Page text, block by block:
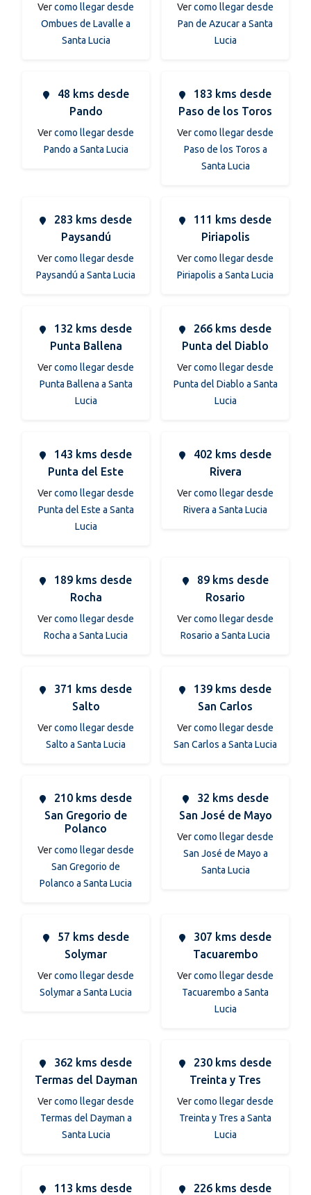
Vercomo llegar desde
Ombues de Lavalle a
Santa Lucia
Vercomo llegar desde
Pan de Azucar a Santa
Lucia
48 kms desde
Pando
Vercomo llegar desde
Pando a Santa Lucia
183 kms desde
Paso de los Toros
Vercomo llegar desde
Paso de los Toros a
Santa Lucia
283 kms desde
Paysandú
Vercomo llegar desde
Paysandú a Santa Lucia
111 kms desde
Piriapolis
Vercomo llegar desde
Piriapolis a Santa Lucia
132 kms desde
Punta Ballena
Vercomo llegar desde
Punta Ballena a Santa
Lucia
266 kms desde
Punta del Diablo
Vercomo llegar desde
Punta del Diablo a Santa
Lucia
143 kms desde
Punta del Este
Vercomo llegar desde
Punta del Este a Santa
Lucia
402 kms desde
Rivera
Vercomo llegar desde
Rivera a Santa Lucia
189 kms desde
Rocha
Vercomo llegar desde
Rocha a Santa Lucia
89 kms desde
Rosario
Vercomo llegar desde
Rosario a Santa Lucia
371 kms desde
Salto
Vercomo llegar desde
Salto a Santa Lucia
139 kms desde
San Carlos
Vercomo llegar desde
San Carlos a Santa Lucia
210 kms desde
San Gregorio de
Polanco
Vercomo llegar desde
San Gregorio de
Polanco a Santa Lucia
32 kms desde
San José de Mayo
Vercomo llegar desde
San José de Mayo a
Santa Lucia
57 kms desde
Solymar
Vercomo llegar desde
Solymar a Santa Lucia
307 kms desde
Tacuarembo
Vercomo llegar desde
Tacuarembo a Santa
Lucia
362 kms desde
Termas del Dayman
Vercomo llegar desde
Termas del Dayman a
Santa Lucia
230 kms desde
Treinta y Tres
Vercomo llegar desde
Treinta y Tres a Santa
Lucia
113 kms desde
226 kms desde